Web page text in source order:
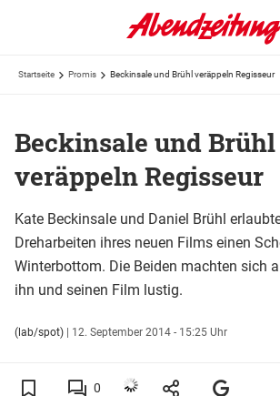
Startseite Promis Beckinsale und Brühl veräppeln Regisseur
Beckinsale und Brühl
veräppeln Regisseur
Kate Beckinsale und Daniel Brühl
Dreharbeiten ihres neuen Films einen
Winterbottom. Die Beiden machten sich
ihn und seinen Film lustig.
(lab/spot) | 12. September 2014 - 15:25 Uhr
0